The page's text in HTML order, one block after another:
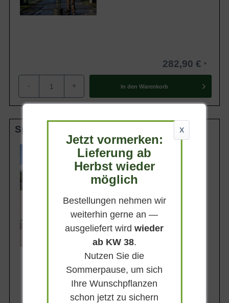
282,90 €
- + In den Warenkorb
Spalier U-Form C7
Wuchsendhöhe
bis zu 400 cm
Erntezeit
Dunkelrot
Geschmack
Süß
X
Jetzt vormerken:
Lieferung ab
Herbst wieder
möglich
Bestellungen nehmen wir
weiterhin gerne an —
ausgeliefert wirdwieder
ab KW 38.
Nutzen Sie die
Sommerpause, um sich
Ihre Wunschpflanzen
schon jetzt zu sichern